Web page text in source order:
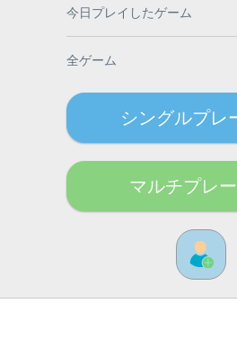
今日プレイしたゲーム
全ゲーム
シングルプレ
マルチプレ